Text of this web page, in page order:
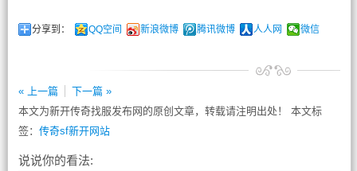
分享到： QQ空间 新浪微博 腾讯微博 人人网 微信
« 上一篇
下一篇 »
本文为新开传奇找服发布网的原创文章，转载请注明出处！ 本文标
签： 传奇sf新开网站
说说你的看法: